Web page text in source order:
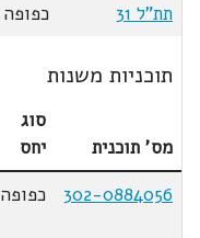
תת"ל 31
כפופה
תוכניות משנות
מס' תוכנית
סוג
יחס
302-0884056
כפופה